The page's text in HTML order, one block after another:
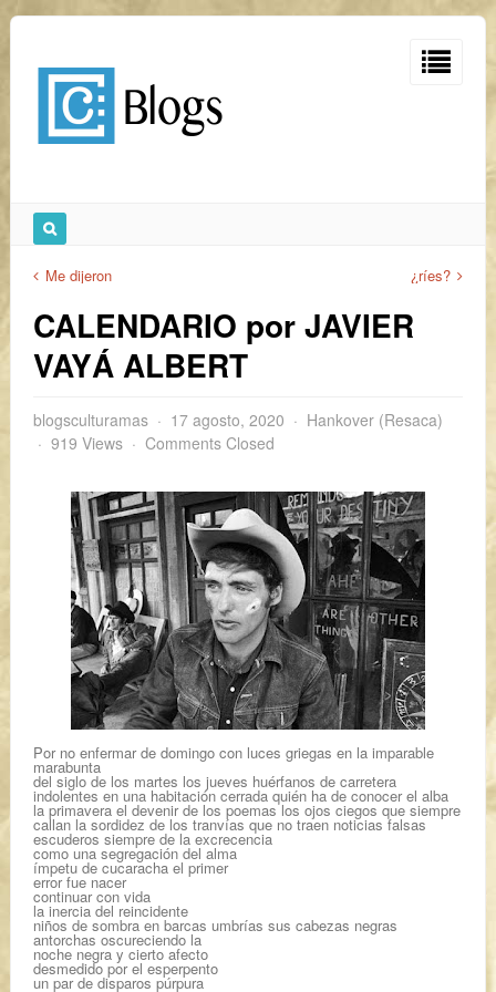
Me dijeron ¿ríes?
CALENDARIO por JAVIER
VAYÁ ALBERT
blogsculturamas 17 agosto, 2020
Hankover (Resaca)
919 Views
Comments Closed
Por no enfermar de domingo con luces griegas en la imparable
marabunta
del siglo de los martes los jueves huérfanos de carretera
indolentes en una habitación cerrada quién ha de conocer el alba
la primavera el devenir de los poemas los ojos ciegos que siempre
callan la sordidez de los tranvías que no traen noticias falsas
escuderos siempre de la excrecencia
como una segregación del alma
ímpetu de cucaracha el primer
error fue nacer
continuar con vida
la inercia del reincidente
niños de sombra en barcas umbrías sus cabezas negras
antorchas oscureciendo la
noche negra y cierto afecto
desmedido por el esperpento
un par de disparos púrpura